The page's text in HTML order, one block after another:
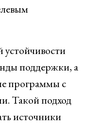
поддержки, а
программы с
Такой подход
источники